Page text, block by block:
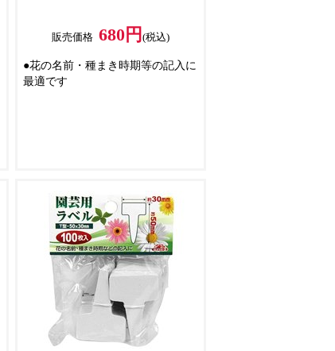
販売価格 680円 (税込)
●花の名前・種まき時期等の記入に
最適です